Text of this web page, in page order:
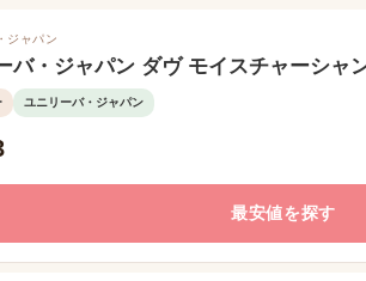
ジャパン
バ・ジャパン ダヴ モイスチャーシャ
ユニリーバ・ジャパン
最安値を探す